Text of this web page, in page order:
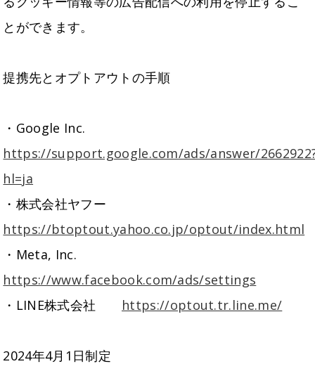
とができます。
提携先とオプトアウトの手順
・Google Inc.
https://support.google.com/ads/answer/
hl=ja
・株式会社ヤフー
https://btoptout.yahoo.co.jp/optout/index.html
・Meta, Inc.
https://www.facebook.com/ads/settings
・LINE株式会社 https://optout.tr.line.me/
2024年4月1日制定